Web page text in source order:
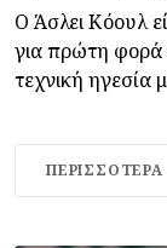
Ο Άσλει Κόουλ
για πρώτη φορά
τεχνική ηγεσία
ΠΕΡΙΣΣΌΤΕΡΑ